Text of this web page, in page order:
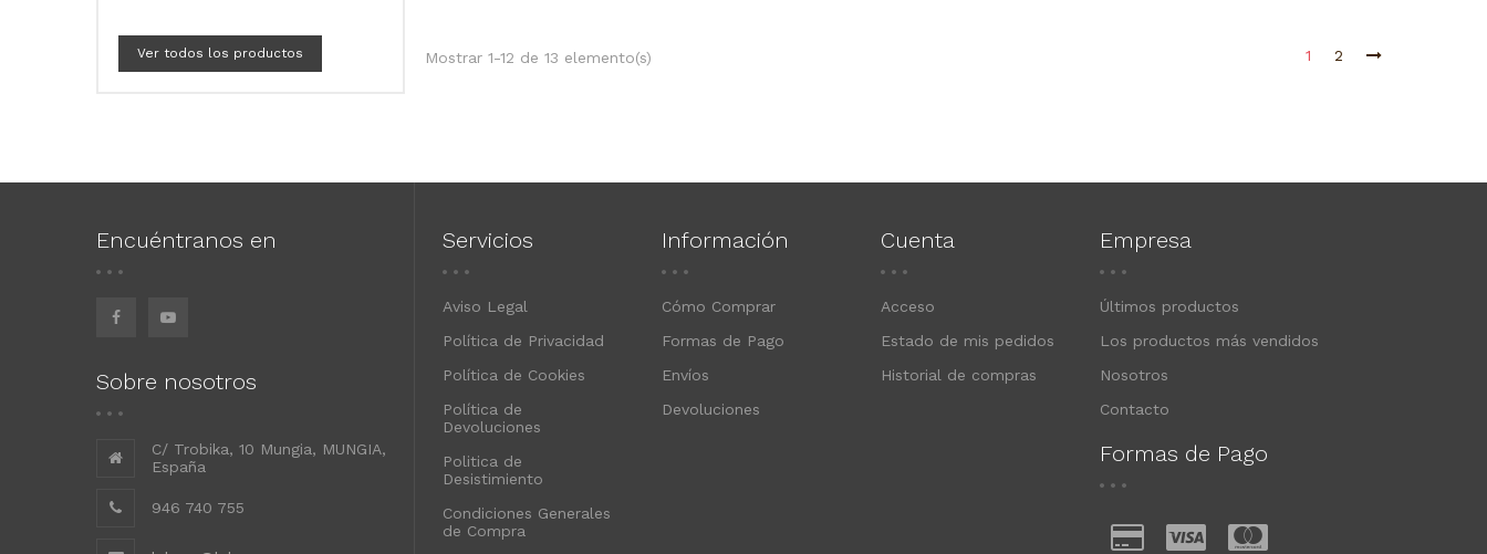
Ver todos los productos Mostrar 1-12 de 13 elemento(s) 1 2
Encuéntranos en
Sobre nosotros
C/ Trobika, 10 Mungia, MUNGIA,
España
946 740 755
Servicios
Aviso Legal
Política de Privacidad
Política de Cookies
Política de
Devoluciones
Politica de
Desistimiento
Condiciones Generales
de Compra
Información
Cómo Comprar
Formas de Pago
Envíos
Devoluciones
Cuenta
Acceso
Estado de mis pedidos
Historial de compras
Empresa
Últimos productos
Los productos más vendidos
Nosotros
Contacto
Formas de Pago